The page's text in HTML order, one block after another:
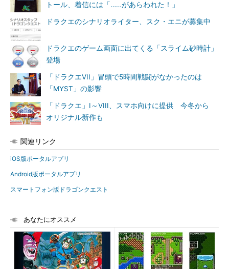
トール、着信には「……があらわれた！」
ドラクエのシナリオライター、スク・エニが募集中
ドラクエのゲーム画面に出てくる「スライム砂時計」
登場
「ドラクエVII」冒頭で5時間戦闘がなかったのは
「MYST」の影響
「ドラクエ」I～VIII、スマホ向けに提供 今冬から
オリジナル新作も
関連リンク
iOS版ポータルアプリ
Android版ポータルアプリ
スマートフォン版ドラゴンクエスト
あなたにオススメ